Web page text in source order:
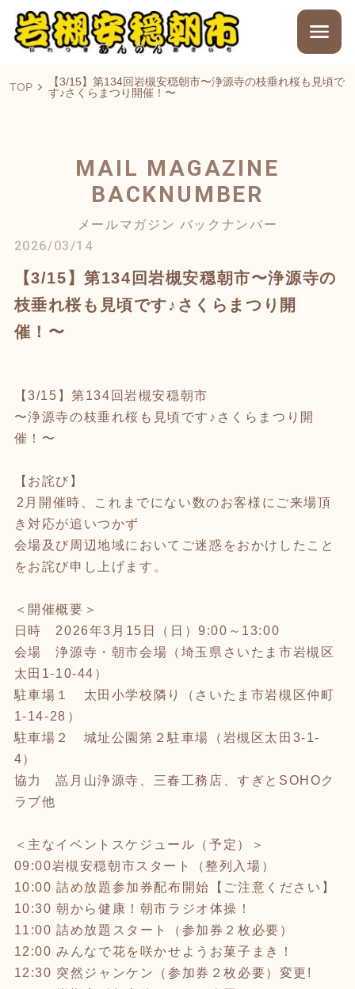
TOP
【3/15】第134回岩槻安穏朝市〜浄源寺の枝垂れ桜も見頃で
す♪さくらまつり開催！〜
MAIL MAGAZINE
BACKNUMBER
メールマガジン バックナンバー
2026/03/14
【3/15】第134回岩槻安穏朝市〜浄源寺の
枝垂れ桜も見頃です♪さくらまつり開
催！〜
【3/15】第134回岩槻安穏朝市
〜浄源寺の枝垂れ桜も見頃です♪さくらまつり開
催！〜
【お詫び】
⁡⁡2月開催時、これまでにない数のお客様にご来場頂
き対応が追いつかず
会場及び周辺地域においてご迷惑をおかけしたこと
をお詫び申し上げます。
＜開催概要＞
日時 2026年3月15日（日）9:00～13:00
会場 浄源寺・朝市会場（埼玉県さいたま市岩槻区
太田1-10-44）
駐車場１ 太田小学校隣り（さいたま市岩槻区仲町
1-14-28⁡）
駐車場２ 城址公園第２駐車場（岩槻区太田3-1-
4）
協力 嵓月山浄源寺、三春工務店、すぎとSOHOク
ラブ他
＜主なイベントスケジュール（予定）＞
09:00岩槻安穏朝市スタート（整列入場）
10:00 詰め放題参加券配布開始【ご注意ください】
10:30 朝から健康！朝市ラジオ体操！
11:00 詰め放題スタート（参加券２枚必要）
12:00 みんなで花を咲かせようお菓子まき！
12:30 突然ジャンケン（参加券２枚必要）変更!